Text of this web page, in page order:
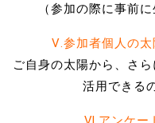
（参加の際に事前
Ⅴ.参加者個人の
ご自身の太陽から、さ
活用できる